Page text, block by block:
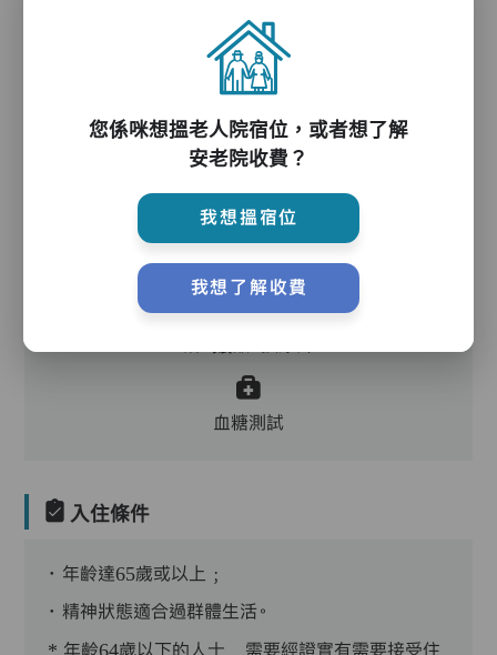
療師,職業治療師,註冊社工,到診醫生,言語治療
護理評估、執藥、核派藥、量度生命表徵、協助沐
血糖測試
入住條件
．年齡達65歲或以上﹔
．精神狀態適合過群體生活。
* 年齡64歲以下的人士﹐需要經證實有需要接受住
您係咪想搵老人院宿位，或者想了解
安老院收費？
我想搵宿位
我想了解收費